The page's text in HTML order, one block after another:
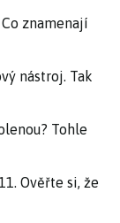
znamenají
nástroj. Tak
Tohle
Ověřte si, že